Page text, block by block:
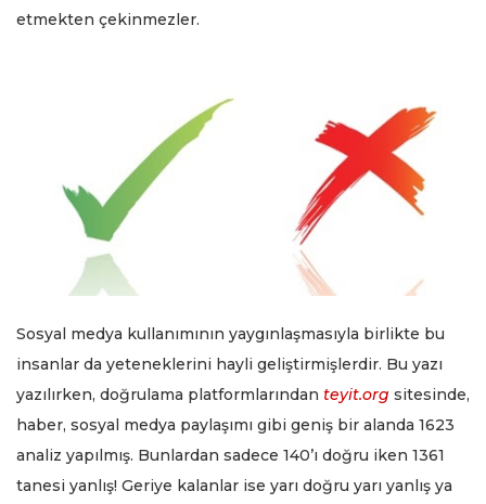
etmekten çekinmezler.
Sosyal medya kullanımının yaygınlaşmasıyla birlikte bu
insanlar da yeteneklerini hayli geliştirmişlerdir. Bu yazı
yazılırken, doğrulama platformlarından teyit.org sitesinde,
haber, sosyal medya paylaşımı gibi geniş bir alanda 1623
analiz yapılmış. Bunlardan sadece 140’ı doğru iken 1361
tanesi yanlış! Geriye kalanlar ise yarı doğru yarı yanlış ya